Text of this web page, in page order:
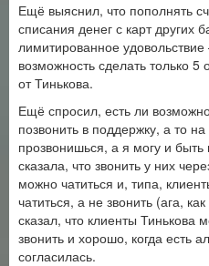
Ещё выяснил, что пополнять
списания денег с карт других
лимитированное
возможность сделать только
от Тинькова.
Ещё спросил, есть ли
позвонить в поддержку, а то
прозвонишься, а я могу и
сказала, что звонить у них
можно чатиться и, типа,
чатиться, а не звонить (ага,
сказал, что клиенты Тинькова
звонить и хорошо, когда есть
согласилась.